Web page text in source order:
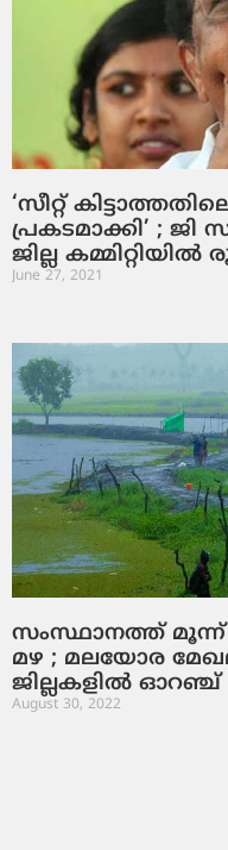
‘സീറ്റ്
പ്രകടമാക്കി’ ;
ജില്ല
June 27, 2021
സംസ്ഥാനത്ത്
മഴ ; മലയോര
ജില്ലകളില്‍ ഓറഞ്ച്
August 30, 2022